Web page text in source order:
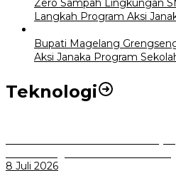
Zero Sampah Lingkungan
Langkah Program Aksi
Bupati Magelang
Aksi Janaka Program
Teknologi
8 Juli 2026